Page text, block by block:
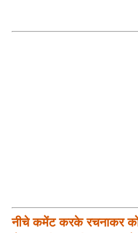
नीचे कमेंट करके रचनाकर को